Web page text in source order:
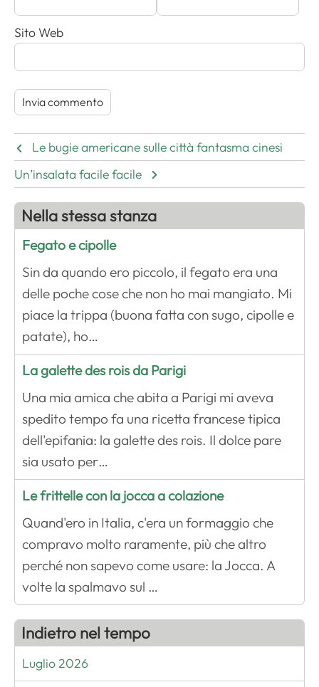
Sito Web
Le bugie americane sulle città fantasma cinesi
Un’insalata facile facile
Nella stessa stanza
Fegato e cipolle
Sin da quando ero piccolo, il fegato era una
delle poche cose che non ho mai mangiato. Mi
piace la trippa (buona fatta con sugo, cipolle e
patate), ho…
La galette des rois da Parigi
Una mia amica che abita a Parigi mi aveva
spedito tempo fa una ricetta francese tipica
dell'epifania: la galette des rois. Il dolce pare
sia usato per…
Le frittelle con la jocca a colazione
Quand'ero in Italia, c'era un formaggio che
compravo molto raramente, più che altro
perché non sapevo come usare: la Jocca. A
volte la spalmavo sul …
Indietro nel tempo
Luglio 2026